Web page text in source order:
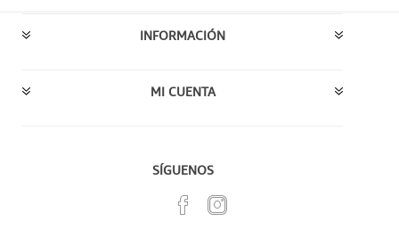
INFORMACIÓN
MI CUENTA
SÍGUENOS